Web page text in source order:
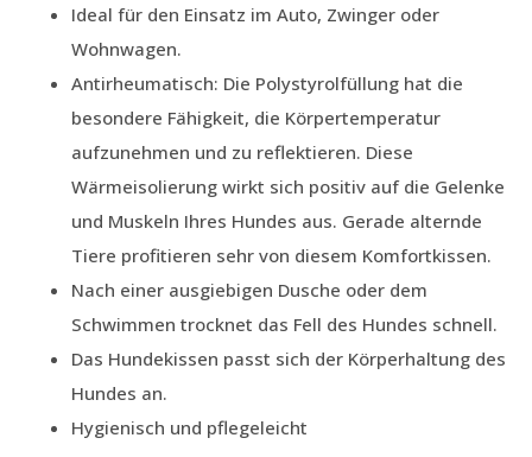
Ideal für den Einsatz im Auto, Zwinger oder
Wohnwagen.
Antirheumatisch: Die Polystyrolfüllung hat die
besondere Fähigkeit, die Körpertemperatur
aufzunehmen und zu reflektieren. Diese
Wärmeisolierung wirkt sich positiv auf die Gelenke
und Muskeln Ihres Hundes aus. Gerade alternde
Tiere profitieren sehr von diesem Komfortkissen.
Nach einer ausgiebigen Dusche oder dem
Schwimmen trocknet das Fell des Hundes schnell.
Das Hundekissen passt sich der Körperhaltung des
Hundes an.
Hygienisch und pflegeleicht